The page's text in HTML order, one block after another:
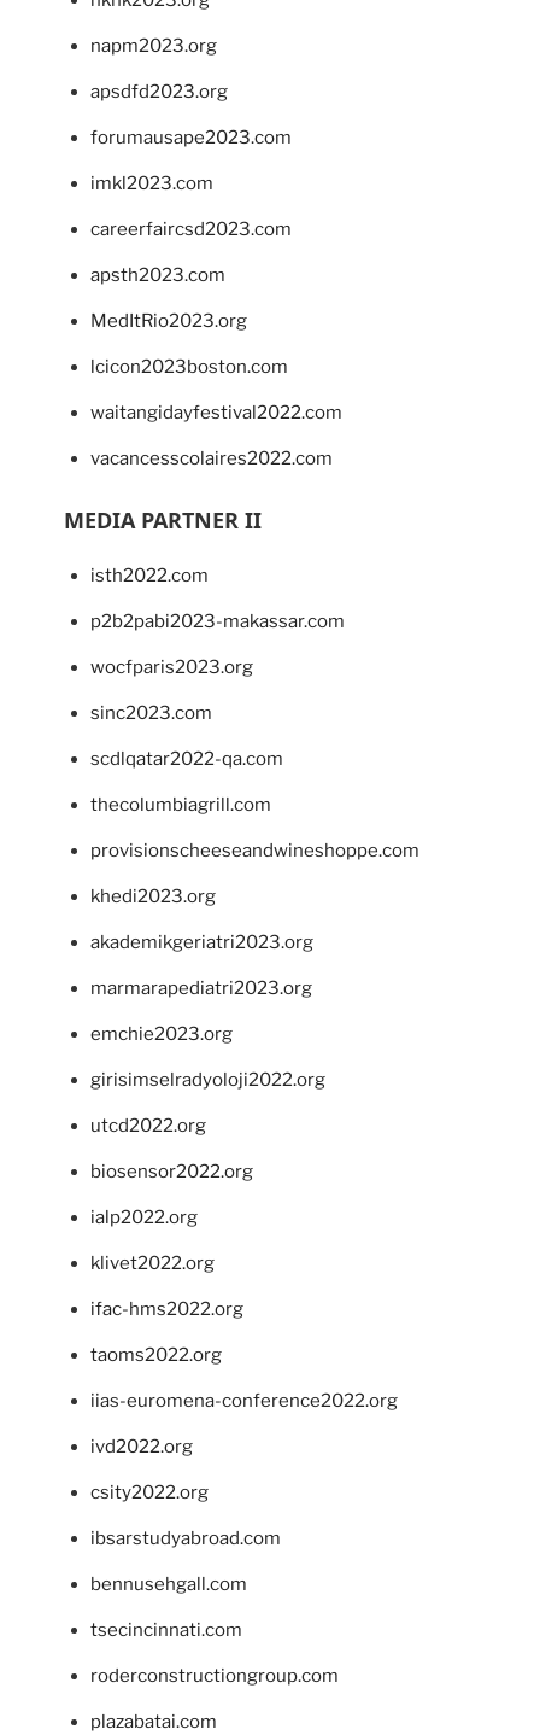
napm2023.org
apsdfd2023.org
forumausape2023.com
imkl2023.com
careerfaircsd2023.com
apsth2023.com
MedItRio2023.org
lcicon2023boston.com
waitangidayfestival2022.com
vacancesscolaires2022.com
MEDIA PARTNER II
isth2022.com
p2b2pabi2023-makassar.com
wocfparis2023.org
sinc2023.com
scdlqatar2022-qa.com
thecolumbiagrill.com
provisionscheeseandwineshoppe.com
khedi2023.org
akademikgeriatri2023.org
marmarapediatri2023.org
emchie2023.org
girisimselradyoloji2022.org
utcd2022.org
biosensor2022.org
ialp2022.org
klivet2022.org
ifac-hms2022.org
taoms2022.org
iias-euromena-conference2022.org
ivd2022.org
csity2022.org
ibsarstudyabroad.com
bennusehgall.com
tsecincinnati.com
roderconstructiongroup.com
plazabatai.com